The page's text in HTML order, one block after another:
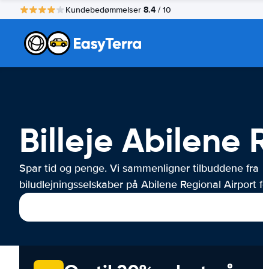
Kundebedømmelser 8.4 / 10
Billeje Abilene
Spar tid og penge. Vi sammenligner tilbuddene fra
biludlejningsselskaber på Abilene Regional Airport